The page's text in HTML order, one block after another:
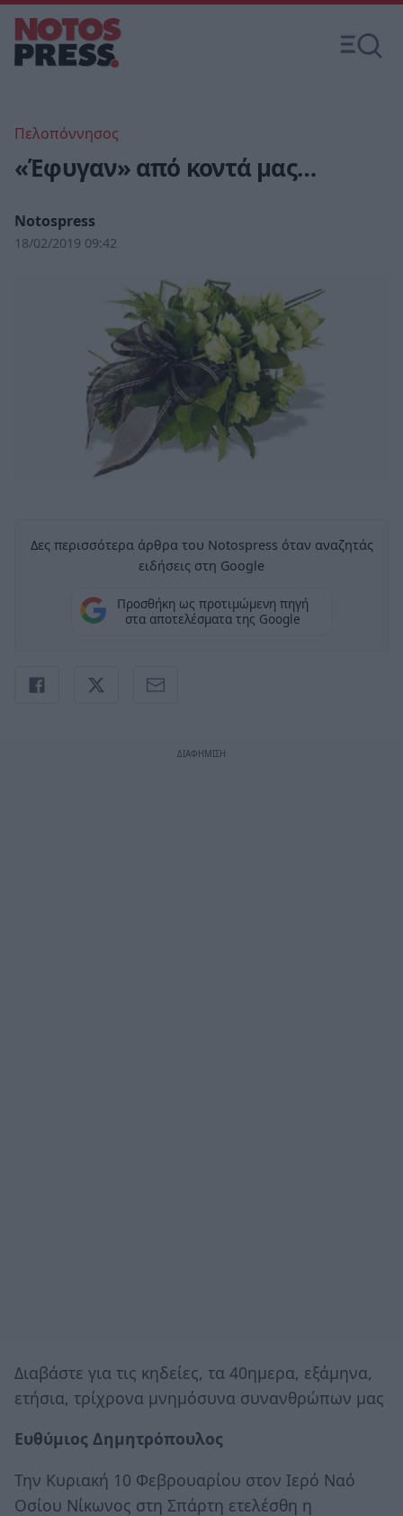
Πελοπόννησος
«Έφυγαν» από κοντά μας…
Notospress
18/02/2019 09:42
Δες περισσότερα άρθρα του Notospress όταν αναζητάς
ειδήσεις στη Google
Προσθήκη ως προτιμώμενη πηγή
στα αποτελέσματα της Google
Διαβάστε για τις κηδείες, τα 40ημερα, εξάμηνα,
ετήσια, τρίχρονα μνημόσυνα συνανθρώπων μας
Ευθύμιος Δημητρόπουλος
Την Κυριακή 10 Φεβρουαρίου στον Ιερό Ναό
Οσίου Νίκωνος στη Σπάρτη ετελέσθη η